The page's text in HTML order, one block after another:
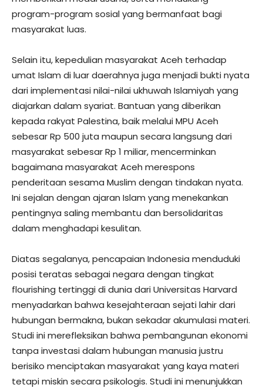
program-program sosial yang bermanfaat bagi
masyarakat luas.
Selain itu, kepedulian masyarakat Aceh terhadap
umat Islam di luar daerahnya juga menjadi bukti nyata
dari implementasi nilai-nilai ukhuwah Islamiyah yang
diajarkan dalam syariat. Bantuan yang diberikan
kepada rakyat Palestina, baik melalui MPU Aceh
sebesar Rp 500 juta maupun secara langsung dari
masyarakat sebesar Rp 1 miliar, mencerminkan
bagaimana masyarakat Aceh merespons
penderitaan sesama Muslim dengan tindakan nyata.
Ini sejalan dengan ajaran Islam yang menekankan
pentingnya saling membantu dan bersolidaritas
dalam menghadapi kesulitan.
Diatas segalanya, pencapaian Indonesia menduduki
posisi teratas sebagai negara dengan tingkat
flourishing tertinggi di dunia dari Universitas Harvard
menyadarkan bahwa kesejahteraan sejati lahir dari
hubungan bermakna, bukan sekadar akumulasi materi.
Studi ini merefleksikan bahwa pembangunan ekonomi
tanpa investasi dalam hubungan manusia justru
berisiko menciptakan masyarakat yang kaya materi
tetapi miskin secara psikologis. Studi ini menunjukkan